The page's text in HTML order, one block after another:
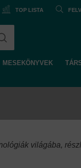
TOP LISTA
MESEKÖNYVEK
világába,